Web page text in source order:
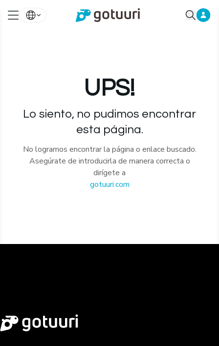
UPS!
Lo siento, no pudimos encontrar
esta página.
No logramos encontrar la página o enlace buscado.
Asegúrate de introducirla de manera correcta o
dirígete a
gotuuri.com